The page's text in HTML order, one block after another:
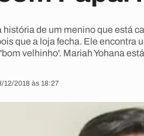
de um menino que está
que a loja fecha. Ele encontra
velhinho'. Mariah Yohana
12/2018 às 18:27